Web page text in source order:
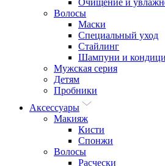
Очищение и
Волосы
Маски
Специальный уход
Стайлинг
Шампуни и
Мужская серия
Детям
Пробники
Аксессуары
Макияж
Кисти
Спонжи
Волосы
Расчески